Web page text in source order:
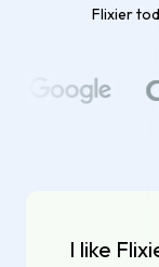
Flixier
I like